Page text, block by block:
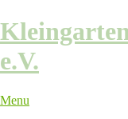
Skip
to
content
e.V.
Menu